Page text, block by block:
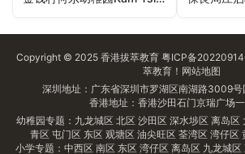
Copyright © 2025 香港拔萃教育 粤ICP备
萃教育！ 网站地图
深圳地址：广东省深圳市罗湖区南湖路3009号
香港地址：香港沙田石门京瑞广场
幼稚园专题： 九龙城区 北区 沙田区 深水埗区 离岛区
青区 屯门区 东区 观塘区 油尖旺区 荃湾区 湾仔区
小学专题： 中西区 南区 东区 湾仔区 离岛区 九龙城区